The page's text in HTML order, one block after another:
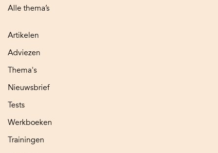
Alle thema’s
Artikelen
Adviezen
Thema's
Nieuwsbrief
Tests
Werkboeken
Trainingen